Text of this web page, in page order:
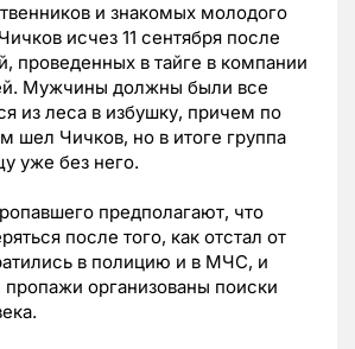
и знакомых молодого
исчез 11 сентября после
проведенных в тайге в компании
Мужчины должны были все
из леса в избушку, причем по
шел Чичков, но в итоге группа
уже без него.
предполагают, что
после того, как отстал от
в полицию и в МЧС, и
пропажи организованы поиски